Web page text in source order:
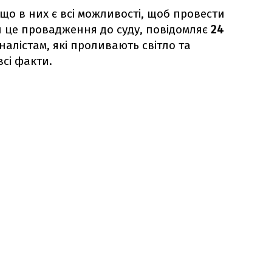
в них є всі можливості, щоб провести
це провадження до суду, повідомляє 24
які проливають світло та
факти.